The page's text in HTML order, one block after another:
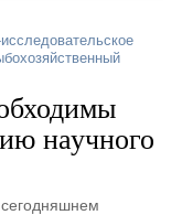
научного